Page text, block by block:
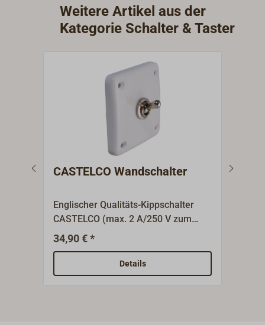
Weitere Artikel aus der
Kategorie Schalter & Taster
CASTELCO Wandschalter
Englischer Qualitäts-Kippschalter
CASTELCO (max. 2 A/250 V zum
Anlöten).Die quadratische
Wandplatte aus weißem Bakelit
verdeckt den runden Einbausockel (D
= 54 mm).Im Stil passend zur
34,90 € *
Details